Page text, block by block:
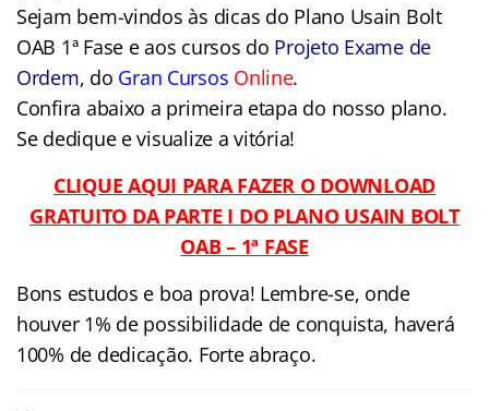
Sejam bem-vindos às dicas do Plano Usain Bolt
OAB 1ª Fase e aos cursos do Projeto Exame de
Ordem, do Gran Cursos Online.
Confira abaixo a primeira etapa do nosso plano.
Se dedique e visualize a vitória!
CLIQUE AQUI PARA FAZER O DOWNLOAD
GRATUITO DA PARTE I DO PLANO USAIN BOLT
OAB – 1ª FASE
Bons estudos e boa prova! Lembre-se, onde
houver 1% de possibilidade de conquista, haverá
100% de dedicação. Forte abraço.